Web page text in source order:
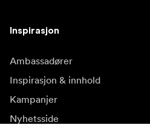
Inspirasjon
Ambassadører
Inspirasjon & innhold
Kampanjer
Nyhetsside